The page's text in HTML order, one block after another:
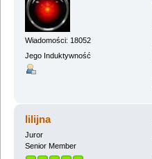
Wiadomości: 18052
Jego Induktywność
lilijna
Juror
Senior Member